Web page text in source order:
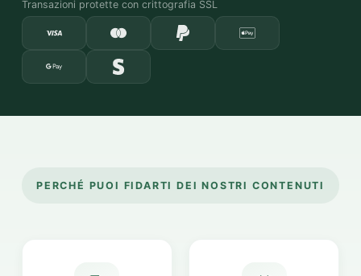
Transazioni protette con crittografia SSL
PERCHÉ PUOI FIDARTI DEI NOSTRI CONTENUTI